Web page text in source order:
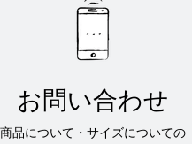
お問い合わせ
商品について・サイズについての